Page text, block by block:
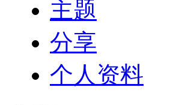
主题
分享
个人资料